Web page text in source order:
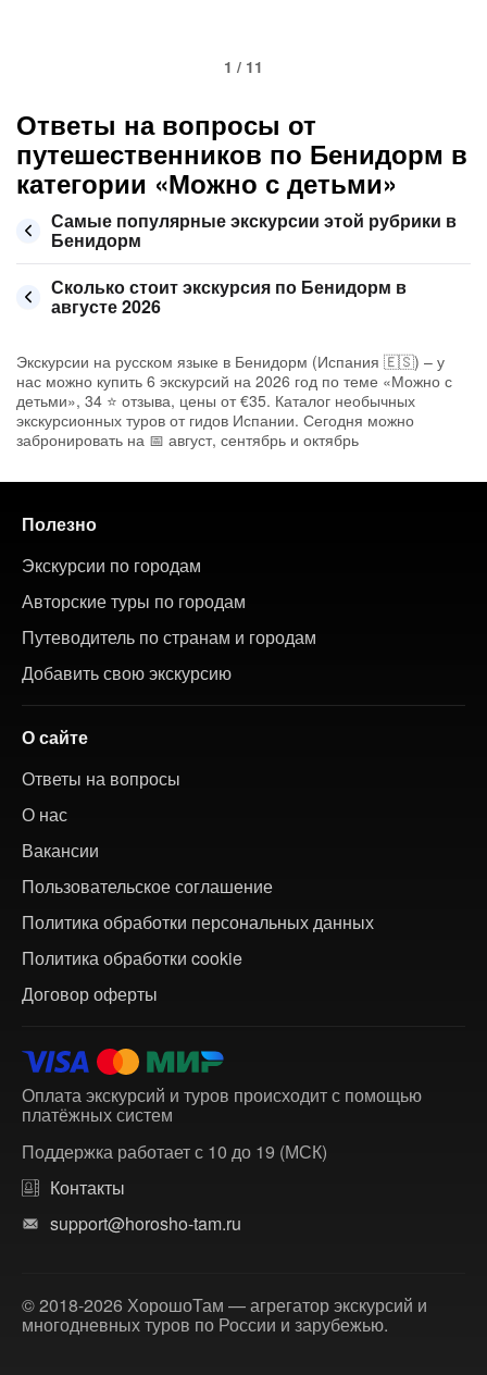
1 / 11
Ответы на вопросы от
путешественников по Бенидорм в
категории «Можно с детьми»
Самые популярные экскурсии этой рубрики в
Бенидорм
Сколько стоит экскурсия по Бенидорм в
августе 2026
Экскурсии на русском языке в Бенидорм (Испания 🇪🇸) – у
нас можно купить 6 экскурсий на 2026 год по теме «Можно с
детьми», 34 ⭐ отзыва, цены от €35. Каталог необычных
экскурсионных туров от гидов Испании. Сегодня можно
забронировать на 📅 август, сентябрь и октябрь
Полезно
Экскурсии по городам
Авторские туры по городам
Путеводитель по странам и городам
Добавить свою экскурсию
О сайте
Ответы на вопросы
О нас
Вакансии
Пользовательское соглашение
Политика обработки персональных данных
Политика обработки cookie
Договор оферты
Оплата экскурсий и туров происходит с помощью
платёжных систем
Поддержка работает с 10 до 19 (МСК)
Контакты
support@horosho-tam.ru
© 2018-2026 ХорошоТам — агрегатор экскурсий и
многодневных туров по России и зарубежью.